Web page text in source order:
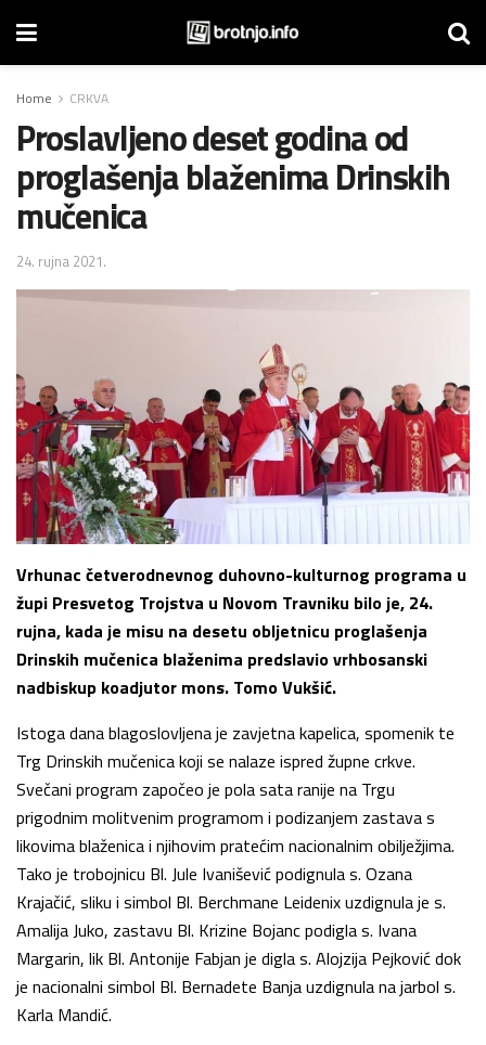
Home CRKVA
Proslavljeno deset godina od
proglašenja blaženima Drinskih
mučenica
24. rujna 2021.
Vrhunac četverodnevnog duhovno-kulturnog programa u
župi Presvetog Trojstva u Novom Travniku bilo je, 24.
rujna, kada je misu na desetu obljetnicu proglašenja
Drinskih mučenica blaženima predslavio vrhbosanski
nadbiskup koadjutor mons. Tomo Vukšić.
Istoga dana blagoslovljena je zavjetna kapelica, spomenik te
Trg Drinskih mučenica koji se nalaze ispred župne crkve.
Svečani program započeo je pola sata ranije na Trgu
prigodnim molitvenim programom i podizanjem zastava s
likovima blaženica i njihovim pratećim nacionalnim obilježjima.
Tako je trobojnicu Bl. Jule Ivanišević podignula s. Ozana
Krajačić, sliku i simbol Bl. Berchmane Leidenix uzdignula je s.
Amalija Juko, zastavu Bl. Krizine Bojanc podigla s. Ivana
Margarin, lik Bl. Antonije Fabjan je digla s. Alojzija Pejković dok
je nacionalni simbol Bl. Bernadete Banja uzdignula na jarbol s.
Karla Mandić.